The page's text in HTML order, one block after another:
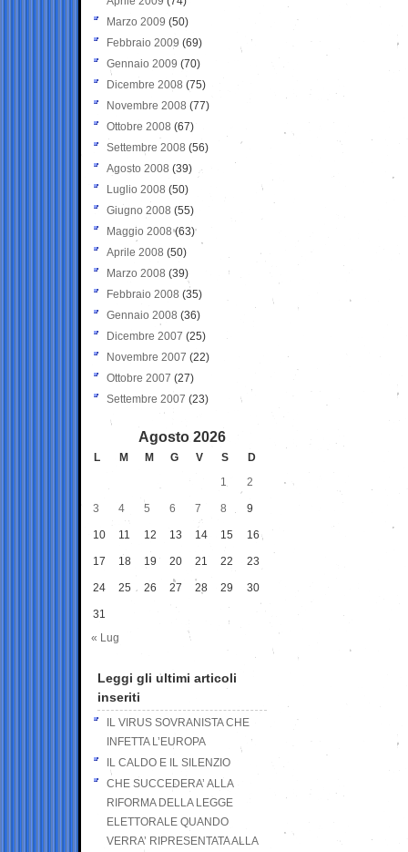
Marzo 2009 (50)
Febbraio 2009 (69)
Gennaio 2009 (70)
Dicembre 2008 (75)
Novembre 2008 (77)
Ottobre 2008 (67)
Settembre 2008 (56)
Agosto 2008 (39)
Luglio 2008 (50)
Giugno 2008 (55)
Maggio 2008(63)
Aprile 2008 (50)
Marzo 2008 (39)
Febbraio 2008 (35)
Gennaio 2008 (36)
Dicembre 2007 (25)
Novembre 2007 (22)
Ottobre 2007 (27)
Settembre 2007 (23)
Agosto 2026
L M M G V S
D
1
2
3 4 5 6 7 8 9
10 11 12 13 14 15 16
17 18 19 20 21 22 23
24 25 26 27 28 29 30
31
« Lug
Leggi gli ultimi articoli
inseriti
IL VIRUS SOVRANISTA CHE
INFETTA L’EUROPA
IL CALDO E IL SILENZIO
CHE SUCCEDERA’ ALLA
RIFORMA DELLA LEGGE
ELETTORALE QUANDO
VERRA’ RIPRESENTATA ALLA